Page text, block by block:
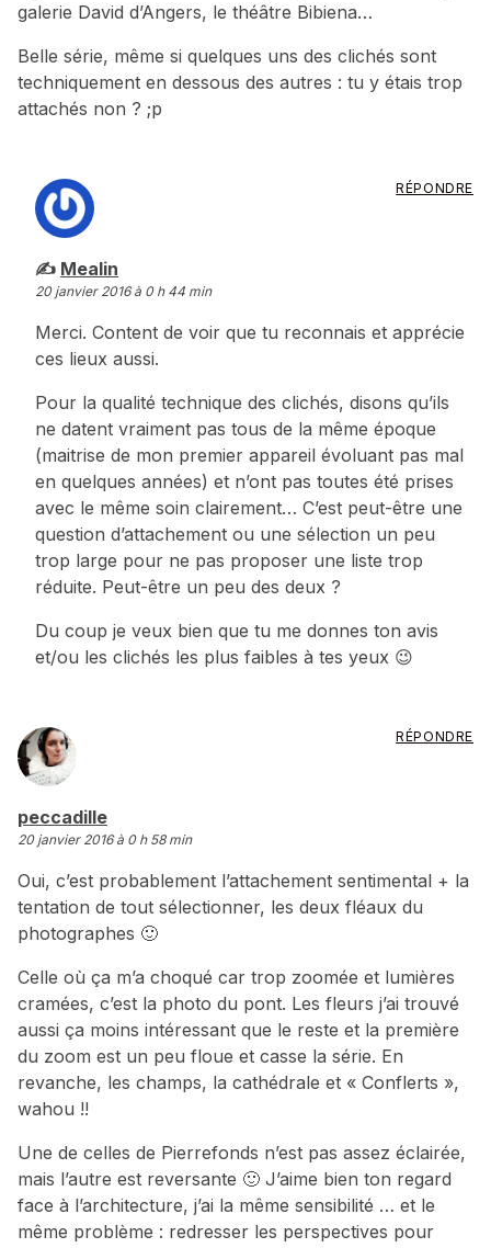
galerie David d’Angers, le théâtre Bibiena…
Belle série, même si quelques uns des clichés sont
techniquement en dessous des autres : tu y étais trop
attachés non ? ;p
Mealin
20 janvier 2016 à 0 h 44 min
Merci. Content de voir que tu reconnais et apprécie
ces lieux aussi.
Pour la qualité technique des clichés, disons qu’ils
ne datent vraiment pas tous de la même époque
(maitrise de mon premier appareil évoluant pas mal
en quelques années) et n’ont pas toutes été prises
avec le même soin clairement… C’est peut-être une
question d’attachement ou une sélection un peu
trop large pour ne pas proposer une liste trop
réduite. Peut-être un peu des deux ?
Du coup je veux bien que tu me donnes ton avis
et/ou les clichés les plus faibles à tes yeux 😉
RÉPONDRE
peccadille
20 janvier 2016 à 0 h 58 min
Oui, c’est probablement l’attachement sentimental + la
tentation de tout sélectionner, les deux fléaux du
photographes 🙂
Celle où ça m’a choqué car trop zoomée et lumières
cramées, c’est la photo du pont. Les fleurs j’ai trouvé
aussi ça moins intéressant que le reste et la première
du zoom est un peu floue et casse la série. En
revanche, les champs, la cathédrale et « Conflerts »,
wahou !!
Une de celles de Pierrefonds n’est pas assez éclairée,
mais l’autre est reversante 🙂 J’aime bien ton regard
face à l’architecture, j’ai la même sensibilité … et le
même problème : redresser les perspectives pour
RÉPONDRE